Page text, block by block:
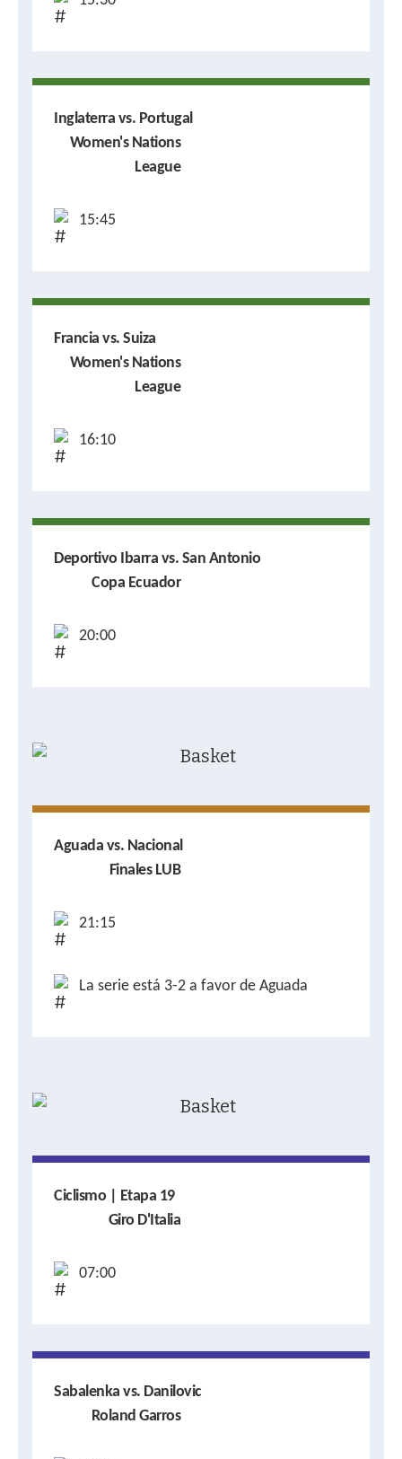
Inglaterra vs. Portugal
Women's Nations
League
15:45
Francia vs. Suiza
Women's Nations
League
16:10
Deportivo Ibarra vs. San Antonio
Copa Ecuador
20:00
Aguada vs. Nacional
Finales LUB
21:15
La serie está 3-2 a favor de Aguada
Ciclismo | Etapa 19
Giro D'Italia
07:00
Sabalenka vs. Danilovic
Roland Garros